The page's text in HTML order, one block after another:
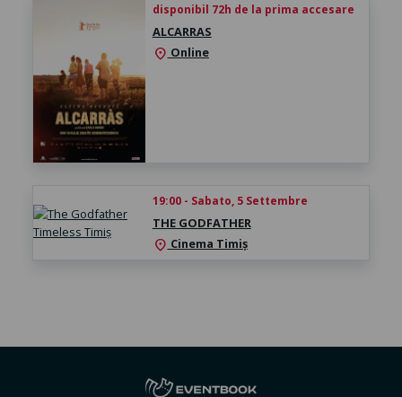
disponibil 72h de la prima accesare
ALCARRAS
location_on Online
19:00 - Sabato, 5 Settembre
THE GODFATHER
location_on Cinema Timiș